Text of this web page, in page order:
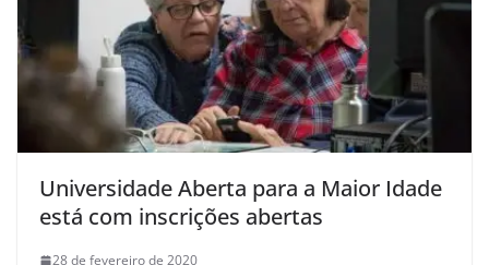
Universidade Aberta para a Maior Idade
está com inscrições abertas
28 de fevereiro de 2020